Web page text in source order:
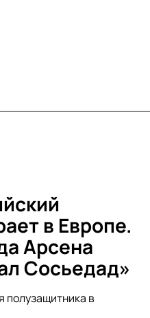
в Европе.
Арсена
Сосьедад»
полузащитника в